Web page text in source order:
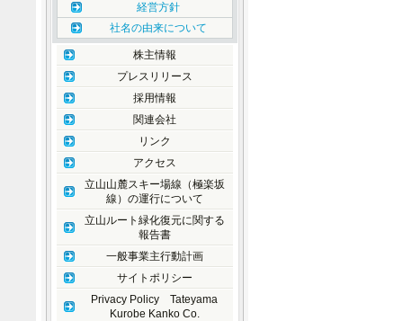
経営方針
社名の由来について
株主情報
プレスリリース
採用情報
関連会社
リンク
アクセス
立山山麓スキー場線（極楽坂
線）の運行について
立山ルート緑化復元に関する
報告書
一般事業主行動計画
サイトポリシー
Privacy Policy Tateyama
Kurobe Kanko Co.